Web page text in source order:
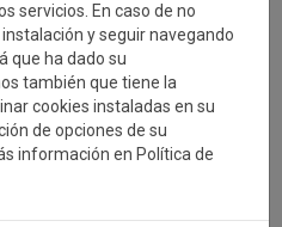
servicios. En caso de no
y seguir navegando
que ha dado su
también que tiene la
cookies instaladas en su
de opciones de su
información en Política de
una gran variedad de